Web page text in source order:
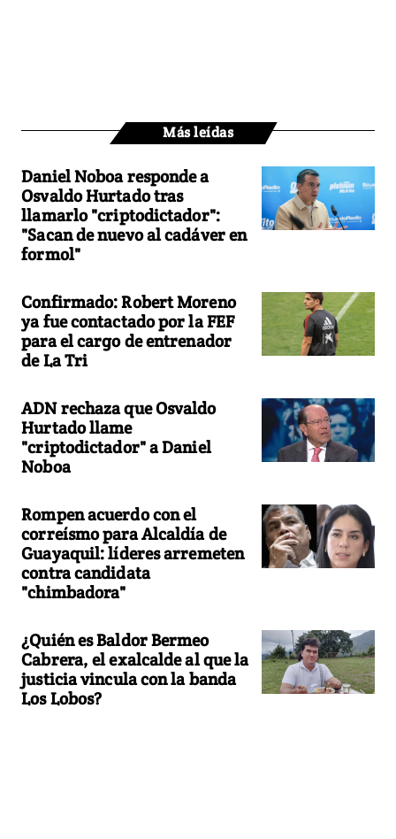
Más leídas
Daniel Noboa responde a
Osvaldo Hurtado tras
llamarlo "criptodictador":
"Sacan de nuevo al cadáver en
formol"
Confirmado: Robert Moreno
ya fue contactado por la FEF
para el cargo de entrenador
de La Tri
ADN rechaza que Osvaldo
Hurtado llame
"criptodictador" a Daniel
Noboa
Rompen acuerdo con el
correísmo para Alcaldía de
Guayaquil: líderes arremeten
contra candidata
"chimbadora"
¿Quién es Baldor Bermeo
Cabrera, el exalcalde al que la
justicia vincula con la banda
Los Lobos?